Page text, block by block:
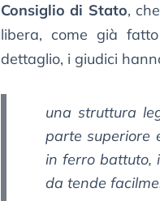
Consiglio di Stato,
libera, come già
dettaglio, i giudici
una struttura
parte superiore
in ferro battuto,
da tende